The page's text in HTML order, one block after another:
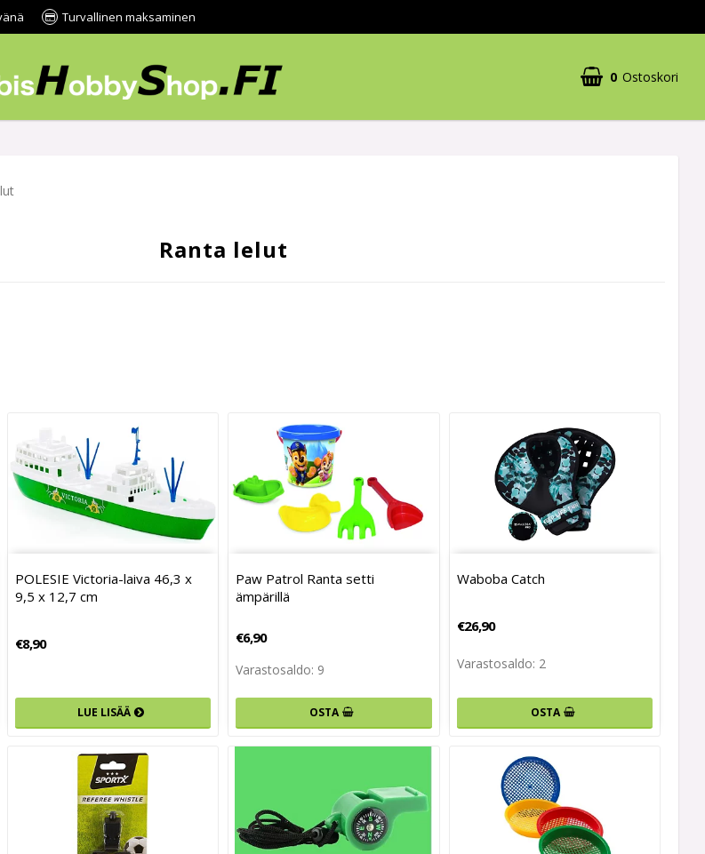
Turvallinen maksaminen
0 Ostoskori
Ranta lelut
POLESIE Victoria-laiva 46,3 x
9,5 x 12,7 cm
€8,90
LUE LISÄÄ
Paw Patrol Ranta setti
ämpärillä
€6,90
Varastosaldo: 9
OSTA
Waboba Catch
€26,90
Varastosaldo: 2
OSTA